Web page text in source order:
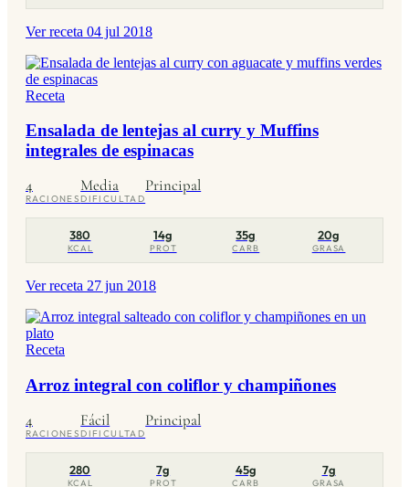
Ver receta 04 jul 2018
Receta
Ensalada de lentejas al curry y Muffins
integrales de espinacas
4
RACIONES
Media
DIFICULTAD
Principal
380
KCAL
14g
PROT
35g
CARB
20g
GRASA
Ver receta 27 jun 2018
Receta
Arroz integral con coliflor y champiñones
4
RACIONES
Fácil
DIFICULTAD
Principal
280
KCAL
7g
PROT
45g
CARB
7g
GRASA